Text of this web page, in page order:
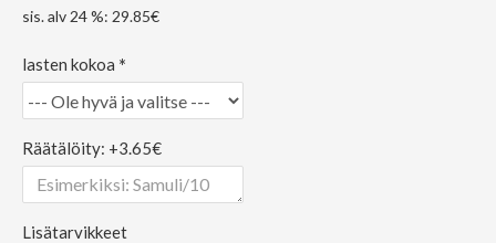
sis. alv 24 %: 29.85€
lasten kokoa
Räätälöity: +3.65€
Lisätarvikkeet